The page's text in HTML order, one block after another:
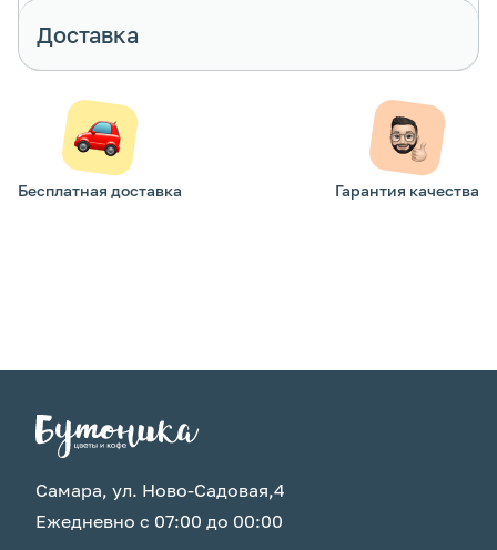
Доставка
Бесплатная доставка Гарантия качества
Самара, ул. Ново-Садовая,4
Ежедневно с 07:00 до 00:00